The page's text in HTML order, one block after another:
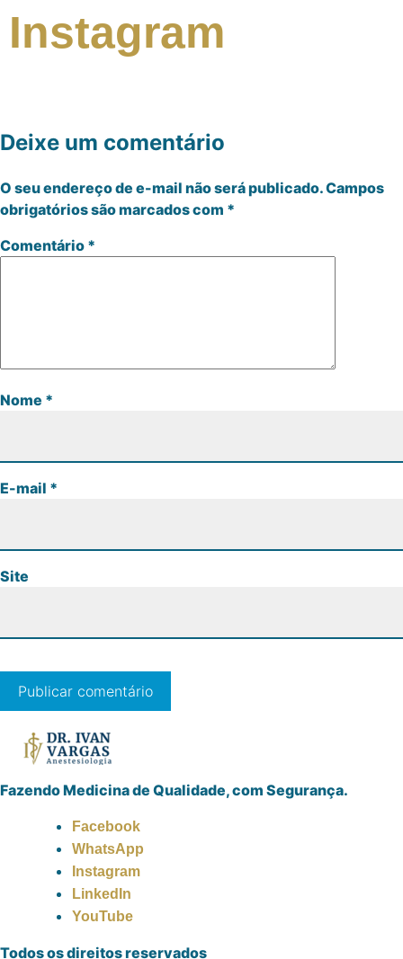
Instagram
Deixe um comentário
O seu endereço de e-mail não será publicado.Campos
obrigatórios são marcados com *
Comentário *
Nome *
E-mail *
Site
Fazendo Medicina de Qualidade, com Segurança.
Facebook
WhatsApp
Instagram
LinkedIn
YouTube
Todos os direitos reservados